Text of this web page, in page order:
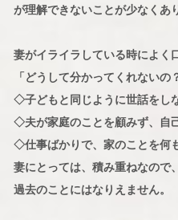
が理解できないことが少なくあ
妻がイライラしている時によく
「どうして分かってくれないの
◇子どもと同じように世話をし
◇夫が家庭のことを顧みず、自
◇仕事ばかりで、家のことを何
妻にとっては、積み重ねなので
過去のことにはなりえません。